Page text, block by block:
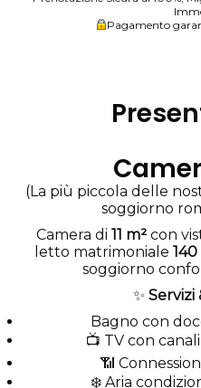
Pagamento
(La più piccola delle
soggiorno
Camera di 11 m² con
letto matrimoniale
soggiorno
✨ Servizi
Bagno con
📺 TV con
📶
❄️ Aria